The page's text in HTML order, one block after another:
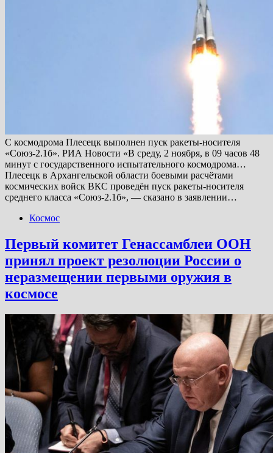
С космодрома Плесецк выполнен пуск ракеты-носителя
«Союз-2.1б». РИА Новости «В среду, 2 ноября, в 09 часов 48
минут с государственного испытательного космодрома…
Плесецк в Архангельской области боевыми расчётами
космических войск ВКС проведён пуск ракеты-носителя
среднего класса «Союз-2.1б», — сказано в заявлении…
Космос
Первый комитет Генассамблеи ООН
принял проект резолюции России о
неразмещении первыми оружия в
космосе